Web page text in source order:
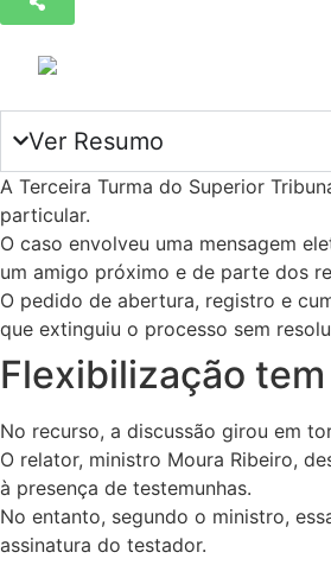
Ver Resumo
A Terceira Turma do Superior
particular.
O caso envolveu uma mensagem
um amigo próximo e de parte dos
O pedido de abertura, registro e
que extinguiu o processo sem
Flexibilização
No recurso, a discussão girou em
O relator, ministro Moura Ribeiro,
à presença de testemunhas.
No entanto, segundo o ministro,
assinatura do testador.